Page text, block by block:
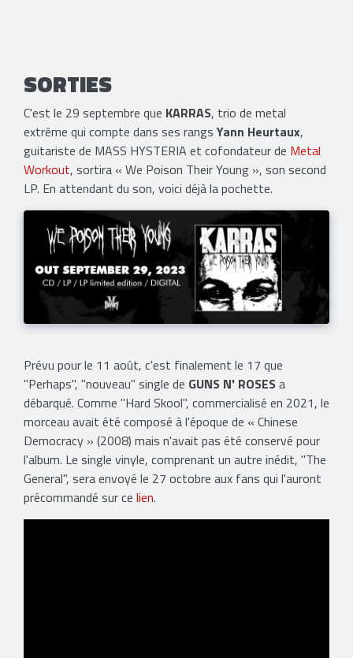
SORTIES
C'est le 29 septembre que KARRAS, trio de metal
extrême qui compte dans ses rangsYann Heurtaux,
guitariste de MASS HYSTERIA et cofondateur de Metal
Workout, sortira « We Poison Their Young », son second
LP. En attendant du son, voici déjà la pochette.
Prévu pour le 11 août, c'est finalement le 17 que
"Perhaps", "nouveau" single de GUNS N' ROSESa
débarqué. Comme "Hard Skool", commercialisé en 2021, le
morceau avait été composé à l'époque de « Chinese
Democracy » (2008) mais n'avait pas été conservé pour
l'album. Le single vinyle, comprenant un autre inédit, "The
General", sera envoyé le 27 octobre aux fans qui l'auront
précommandé sur ce lien.